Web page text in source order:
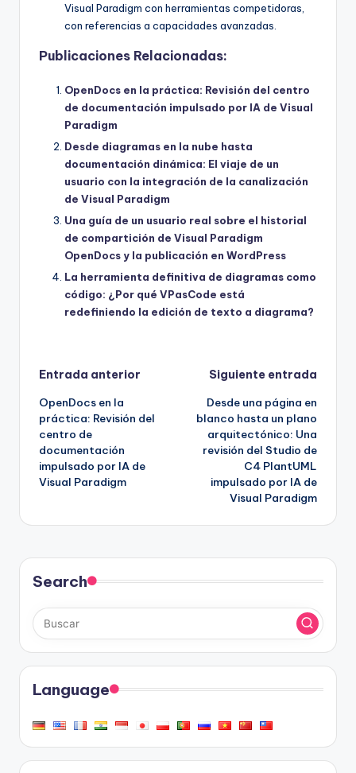
Visual Paradigm con herramientas competidoras,
con referencias a capacidades avanzadas.
Publicaciones Relacionadas:
OpenDocs en la práctica: Revisión del centro
de documentación impulsado por IA de Visual
Paradigm
Desde diagramas en la nube hasta
documentación dinámica: El viaje de un
usuario con la integración de la canalización
de Visual Paradigm
Una guía de un usuario real sobre el historial
de compartición de Visual Paradigm
OpenDocs y la publicación en WordPress
La herramienta definitiva de diagramas como
código: ¿Por qué VPasCode está
redefiniendo la edición de texto a diagrama?
Navegación
de
entradas
Entrada anterior
OpenDocs en la
práctica: Revisión del
centro de
documentación
impulsado por IA de
Visual Paradigm
Siguiente entrada
Desde una página en
blanco hasta un plano
arquitectónico: Una
revisión del Studio de
C4 PlantUML
impulsado por IA de
Visual Paradigm
Search
Language